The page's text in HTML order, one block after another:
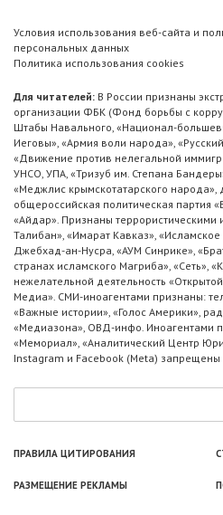
Условия использования веб-сайта и
персональных данных
Политика использования cookies
Для читателей: В России признаны
организации ФБК (Фонд борьбы с
Штабы Навального, «Национал-
Иеговы», «Армия воли народа»,
«Движение против нелегальной
УНСО, УПА, «Тризуб им. Степана
«Меджлис крымскотатарского народа»,
общероссийская политическая партия
«Айдар». Признаны
Талибан», «Имарат Кавказ», «Исламское
Джебхад-ан-Нусра, «АУМ Синрике»,
странах исламского Магриба», «Сеть»,
нежелательной деятельность
Медиа». СМИ-иноагентами признаны:
«Важные истории», «Голос Америки»,
«Медиазона», ОВД-инфо. Иноагентами
«Мемориал», «Аналитический Центр
Instagram и Facebook (Metа) запрещены
ПРАВИЛА ЦИТИРОВАНИЯ
РАЗМЕЩЕНИЕ РЕКЛАМЫ